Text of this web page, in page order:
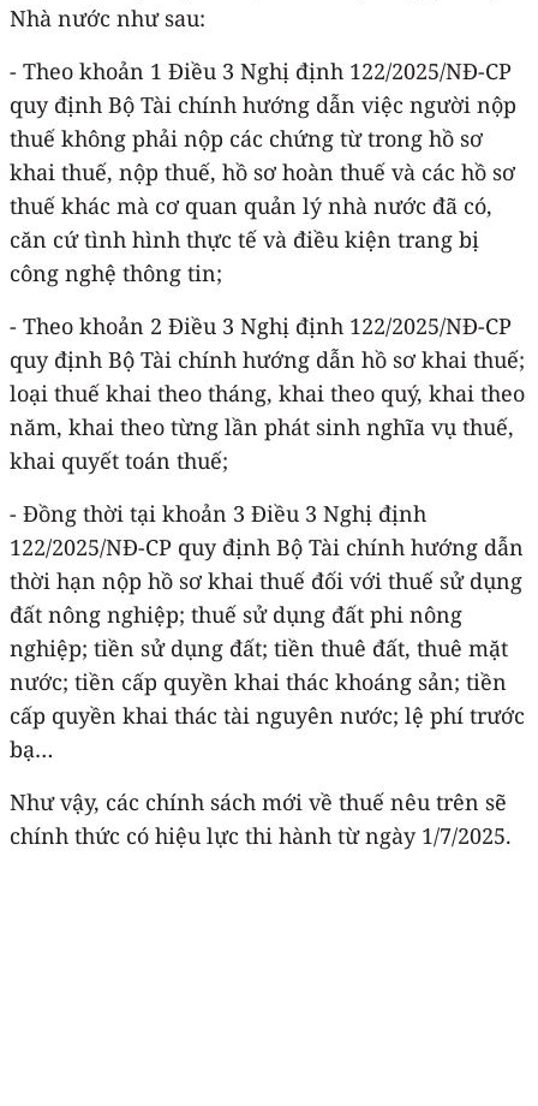
Nhà nước như sau:
- Theo khoản 1 Điều 3 Nghị định 122/2025/NĐ-CP
quy định Bộ Tài chính hướng dẫn việc người nộp
thuế không phải nộp các chứng từ trong hồ sơ
khai thuế, nộp thuế, hồ sơ hoàn thuế và các hồ sơ
thuế khác mà cơ quan quản lý nhà nước đã có,
căn cứ tình hình thực tế và điều kiện trang bị
công nghệ thông tin;
- Theo khoản 2 Điều 3 Nghị định 122/2025/NĐ-CP
quy định Bộ Tài chính hướng dẫn hồ sơ khai thuế;
loại thuế khai theo tháng, khai theo quý, khai theo
năm, khai theo từng lần phát sinh nghĩa vụ thuế,
khai quyết toán thuế;
- Đồng thời tại khoản 3 Điều 3 Nghị định
122/2025/NĐ-CP quy định Bộ Tài chính hướng dẫn
thời hạn nộp hồ sơ khai thuế đối với thuế sử dụng
đất nông nghiệp; thuế sử dụng đất phi nông
nghiệp; tiền sử dụng đất; tiền thuê đất, thuê mặt
nước; tiền cấp quyền khai thác khoáng sản; tiền
cấp quyền khai thác tài nguyên nước; lệ phí trước
bạ…
Như vậy, các chính sách mới về thuế nêu trên sẽ
chính thức có hiệu lực thi hành từ ngày 1/7/2025.